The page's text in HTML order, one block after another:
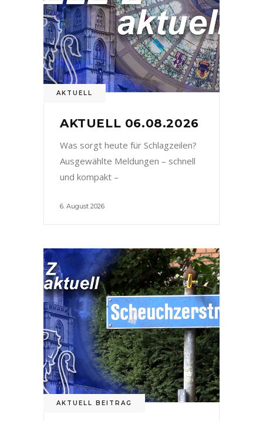
AKTUELL
AKTUELL 06.08.2026
Was sorgt heute für Schlagzeilen?
Ausgewählte Meldungen – schnell
und kompakt –
6. August 2026
AKTUELL BEITRAG